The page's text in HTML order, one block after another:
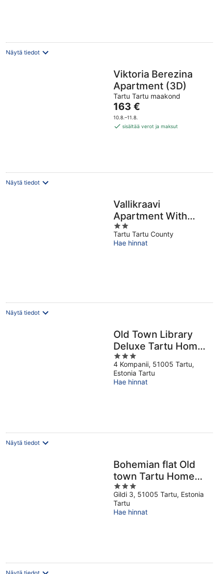
Näytä tiedot
Viktoria Berezina
Apartment (3D)
Tartu Tartu maakond
Hinta
on
163 €
163 €
10.8.–11.8.
sisältää verot ja maksut
Näytä tiedot
Vallikraavi
Apartment With
Sauna
2
out
of
Tartu Tartu County
Hae hinnat
Näytä tiedot
Old Town Library
Deluxe Tartu Home
Apt.
3
out
of
5
4 Kompanii, 51005 Tartu,
Estonia Tartu
Hae hinnat
Näytä tiedot
Bohemian flat Old
town Tartu Home
Apt.
3
out
of
5
Gildi 3, 51005 Tartu, Estonia
Tartu
Hae hinnat